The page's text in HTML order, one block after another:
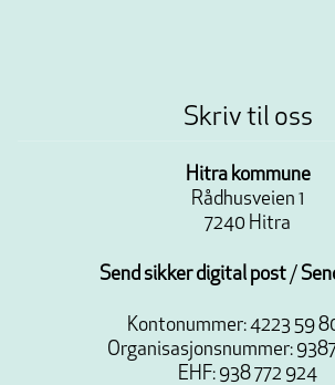
Skriv til oss
Hitra kommune
Rådhusveien 1
7240 Hitra
Send sikker digital post/
Kontonummer: 4223 59
Organisasjonsnummer:
EHF: 938 772 924